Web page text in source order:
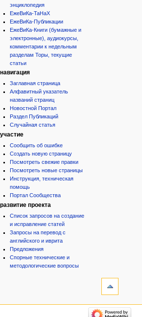
энциклопедия
ЕжеВиКа-ТаНаХ
ЕжеВиКа-Публикации
ЕжеВиКа-Книги (бумажные и
электронные), аудиокурсы,
комментарии к недельным
разделам Торы, текущие
статьи
навигация
Заглавная страница
Алфавитный указатель
названий страниц
Новостной Портал
Раздел Публикаций
Случайная статья
участие
Сообщить об ошибке
Создать новую страницу
Посмотреть свежие правки
Посмотреть новые страницы
Инструкция, техническая
помощь
Портал Сообщества
развитие проекта
Список запросов на создание
и исправление статей
Запросы на перевод с
английского и иврита
Предложения
Спорные технические и
методологические вопросы
категории